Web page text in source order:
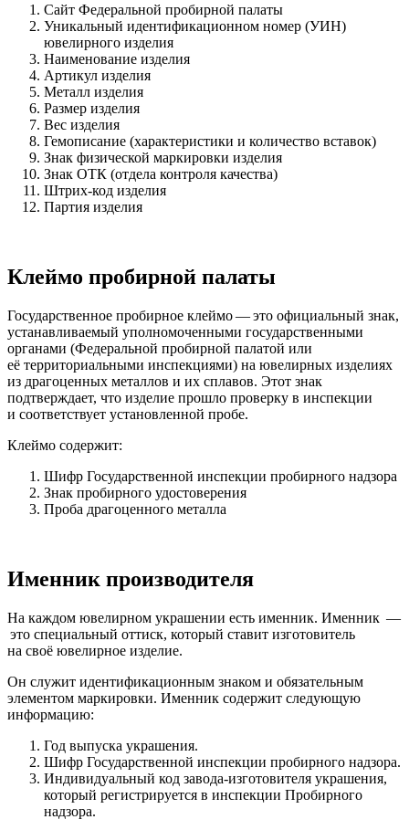
Сайт Федеральной пробирной палаты
Уникальный идентификационном номер (УИН)
ювелирного изделия
Наименование изделия
Артикул изделия
Металл изделия
Размер изделия
Вес изделия
Гемописание (характеристики и количество вставок)
Знак физической маркировки изделия
Знак ОТК (отдела контроля качества)
Штрих-код изделия
Партия изделия
Клеймо пробирной палаты
Государственное пробирное клеймо — это официальный знак,
устанавливаемый уполномоченными государственными
органами (Федеральной пробирной палатой или
её территориальными инспекциями) на ювелирных изделиях
из драгоценных металлов и их сплавов. Этот знак
подтверждает, что изделие прошло проверку в инспекции
и соответствует установленной пробе.
Клеймо содержит:
Шифр Государственной инспекции пробирного надзора
Знак пробирного удостоверения
Проба драгоценного металла
Именник производителя
На каждом ювелирном украшении есть именник. Именник —
это специальный оттиск, который ставит изготовитель
на своё ювелирное изделие.
Он служит идентификационным знаком и обязательным
элементом маркировки. Именник содержит следующую
информацию:
Год выпуска украшения.
Шифр Государственной инспекции пробирного надзора.
Индивидуальный код завода-изготовителя украшения,
который регистрируется в инспекции Пробирного
надзора.